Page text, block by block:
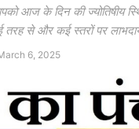
आज के दिन की ज्योतिषीय
से और कई स्तरों पर
6, 2025